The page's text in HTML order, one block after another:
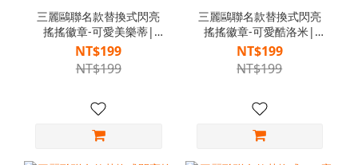
三麗鷗聯名款替換式閃亮
搖搖徽章-可愛美樂蒂|
Tiger Family
NT$199
NT$199
三麗鷗聯名款替換式閃亮
搖搖徽章-可愛酷洛米|
Tiger Family
NT$199
NT$199